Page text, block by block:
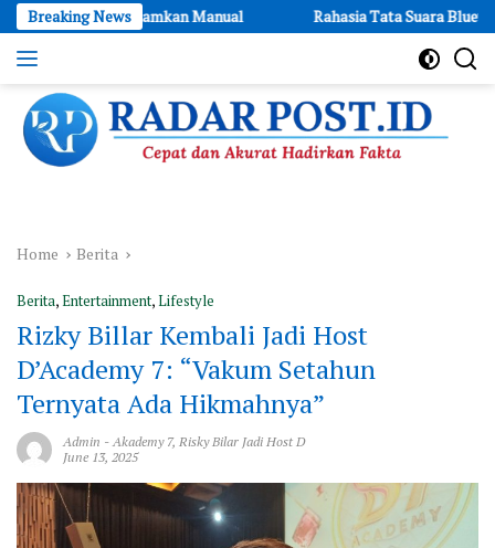
Skip
to
content
Breaking News
Manual Rahasia Tata Suara Bluey Terungkap,
dan
Akurat
Hadirkan
Fakta
Home Berita
Berita,Entertainment,Lifestyle
Rizky Billar Kembali Jadi Host
D’Academy 7: “Vakum Setahun
Ternyata Ada Hikmahnya”
Admin -Akademy 7, Risky Bilar Jadi Host D
June 13, 2025